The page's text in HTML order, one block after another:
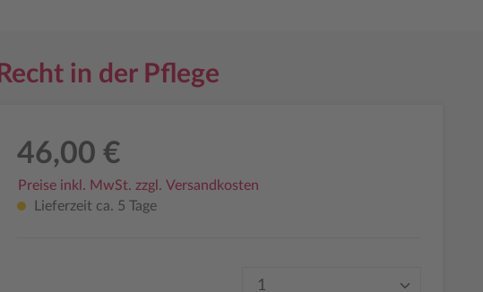
Recht in der Pflege
46,00 €
Preise inkl. MwSt. zzgl. Versandkosten
Lieferzeit ca. 5 Tage
Produkt Anzahl: Gib